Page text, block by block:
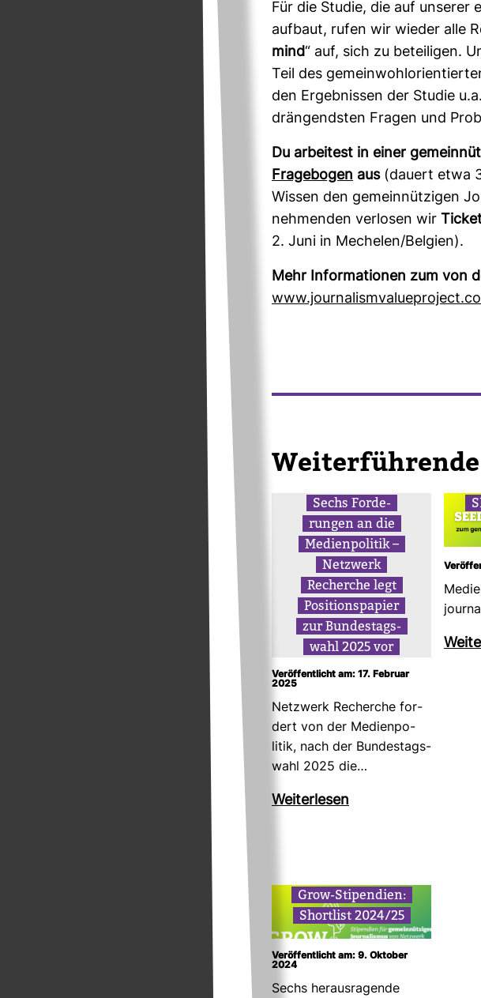
Für die Studie, die auf unserer
auf­baut, rufen wir wieder alle
mind“ auf, sich zu betei­ligen.
Teil des
den Ergeb­nissen der Studie
drän­gendsten Fragen und
Du arbei­test in einer
Fra­ge­bogen aus (dauert etwa
Wissen den gemein­nüt­zigen
neh­menden ver­losen wir
2. Juni in Mechelen/Bel­gien).
Mehr Infor­ma­tionen zum von
Sechs For­de­
rungen an die
Medi­en­po­litik –
Netz­werk
Recherche legt
Posi­ti­ons­pa­pier
zur Bun­des­tags­
wahl 2025 vor
Veröffentlicht am: 17. Februar
2025
Netz­werk Recherche for­
dert von der Medi­en­po­
litik, nach der Bun­des­tags­
wahl 2025 die…
Wei­ter­lesen
Grow-​Sti­pen­dien:
Short­list 2024/25
Veröffentlicht am: 9. Oktober
2024
Sechs her­aus­ra­gende